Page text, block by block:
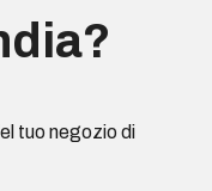
tuo negozio di